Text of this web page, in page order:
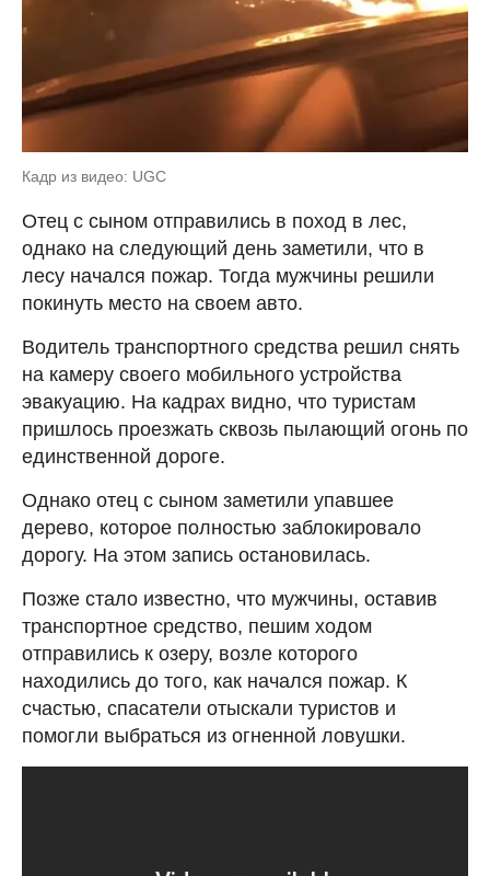
Кадр из видео: UGC
Отец с сыном отправились в поход в лес,
однако на следующий день заметили, что в
лесу начался пожар. Тогда мужчины решили
покинуть место на своем авто.
Водитель транспортного средства решил снять
на камеру своего мобильного устройства
эвакуацию. На кадрах видно, что туристам
пришлось проезжать сквозь пылающий огонь по
единственной дороге.
Однако отец с сыном заметили упавшее
дерево, которое полностью заблокировало
дорогу. На этом запись остановилась.
Позже стало известно, что мужчины, оставив
транспортное средство, пешим ходом
отправились к озеру, возле которого
находились до того, как начался пожар. К
счастью, спасатели отыскали туристов и
помогли выбраться из огненной ловушки.